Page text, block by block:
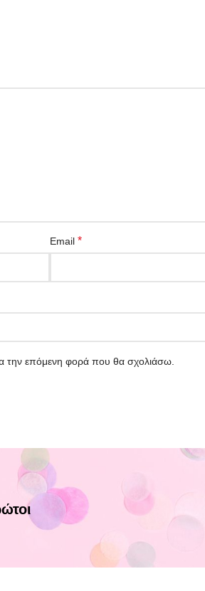
Email *
την επόμενη φορά που θα σχολιάσω.